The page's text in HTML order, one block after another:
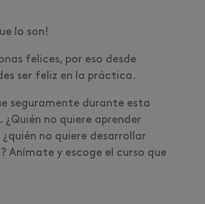
lo son!
felices, por eso desde
ser feliz en la práctica.
seguramente durante esta
no quiere aprender
no quiere desarrollar
Anímate y escoge el curso que